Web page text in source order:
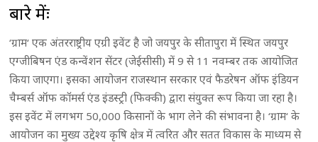
बारे मेंः
‘ग्राम‘ एक अंतरराष्ट्रीय एग्री इवेंट है जो जयपुर के सीतापुरा में स्थित जयपुर
एग्जीबिषन एंड कन्वेंशन सेंटर (जेईसीसी) में 9 से 11 नवम्बर तक आयोजित
किया जाएगा। इसका आयोजन राजस्थान सरकार एवं फैडरेषन ऑफ इंडियन
चैम्बर्स ऑफ कॉमर्स एंड इंडस्ट्री (फिक्की) द्वारा संयुक्त रूप किया जा रहा है।
इस इवेंट में लगभग 50,000 किसानों के भाग लेने की संभावना है। ‘ग्राम‘ के
आयोजन का मुख्य उद्देश्य कृषि क्षेत्र में त्वरित और सतत विकास के माध्यम से